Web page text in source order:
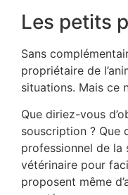
Les petits
Sans
propriétaire de
situations. Mais ce
Que diriez-vous
souscription ? Que
professionnel de la
vétérinaire pour
proposent même